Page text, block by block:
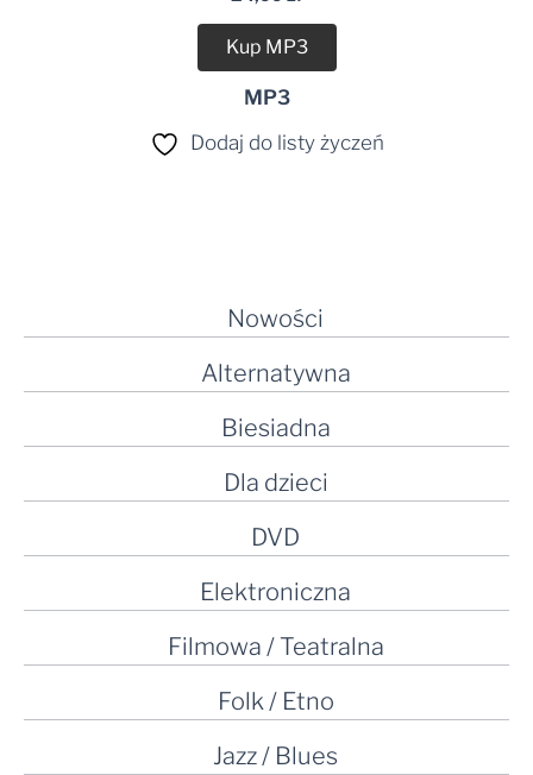
Nowości
Alternatywna
Biesiadna
Dla dzieci
DVD
Elektroniczna
Filmowa / Teatralna
Folk / Etno
Jazz / Blues
Kup MP3
MP3
Dodaj do listy życzeń